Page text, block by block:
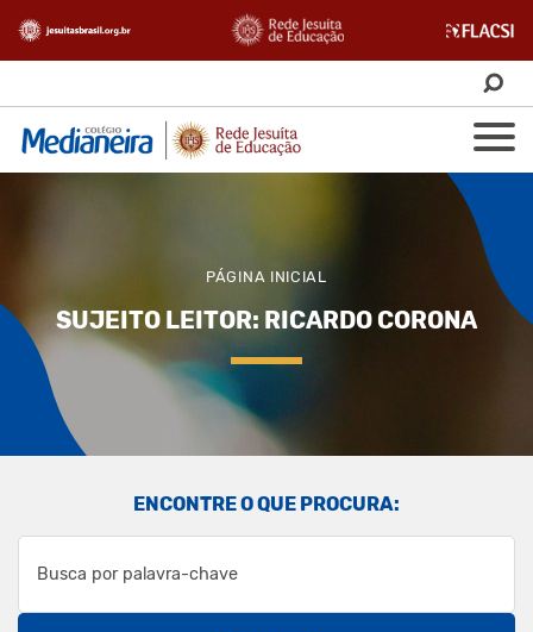
PÁGINA INICIAL
SUJEITO LEITOR: RICARDO CORONA
ENCONTRE O QUE PROCURA: